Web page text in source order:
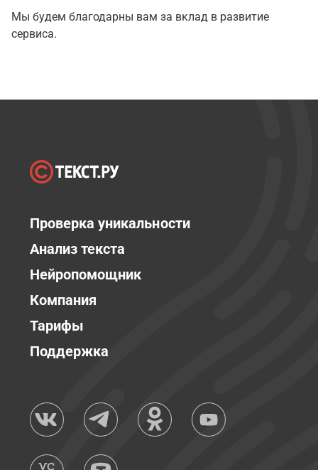
Мы будем благодарны вам за вклад в развитие
сервиса.
Проверка уникальности
Анализ текста
Нейропомощник
Компания
Тарифы
Поддержка